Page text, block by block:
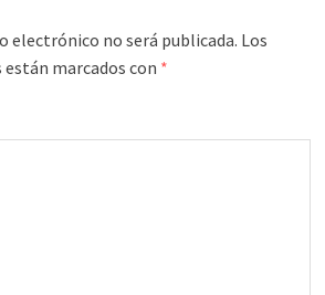
electrónico no será publicada. Los
marcados con *